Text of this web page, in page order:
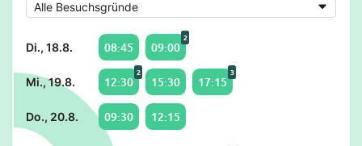
Di., 18.8. 08:45 09:00
2
Mi., 19.8. 12:30
2
15:30 17:15
3
Do., 20.8. 09:30 12:15